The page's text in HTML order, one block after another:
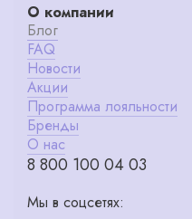
О компании
Блог
FAQ
Новости
Акции
Программа лояльности
Бренды
О нас
8 800 100 04 03
Мы в соцсетях: